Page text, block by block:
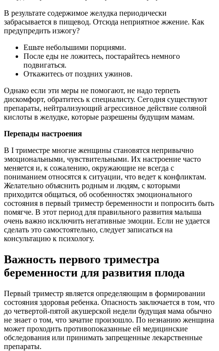
В результате содержимое желудка периодически
забрасывается в пищевод. Отсюда неприятное жжение. Как
предупредить изжогу?
Ешьте небольшими порциями.
После еды не ложитесь, постарайтесь немного
подвигаться.
Откажитесь от поздних ужинов.
Однако если эти меры не помогают, не надо терпеть
дискомфорт, обратитесь к специалисту. Сегодня существуют
препараты, нейтрализующий агрессивное действие соляной
кислоты в желудке, которые разрешены будущим мамам.
Перепады настроения
В I триместре многие женщины становятся непривычно
эмоциональными, чувствительными. Их настроение часто
меняется и, к сожалению, окружающие не всегда с
пониманием относятся к ситуации, что ведет к конфликтам.
Желательно объяснить родным и людям, с которыми
приходится общаться, об особенностях эмоционального
состояния в первый триместр беременности и попросить быть
помягче. В этот период для правильного развития малыша
очень важно исключить негативные эмоции. Если не удается
сделать это самостоятельно, следует записаться на
консультацию к психологу.
Важность первого триместра
беременности для развития плода
Первый триместр является определяющим в формировании
состояния здоровья ребенка. Опасность заключается в том, что
до четвертой-пятой акушерской недели будущая мама обычно
не знает о том, что зачатие произошло. По незнанию женщина
может проходить противопоказанные ей медицинские
обследования или принимать запрещенные лекарственные
препараты.